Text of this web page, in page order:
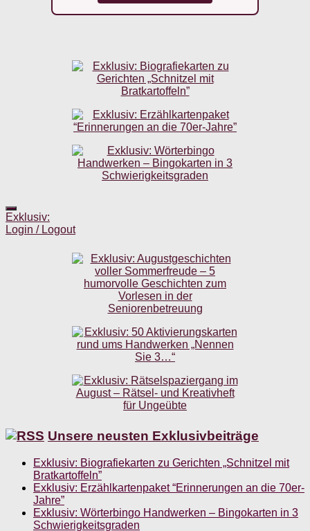
Exklusiv:
Login / Logout
Unsere neusten Exklusivbeiträge
Exklusiv: Biografiekarten zu Gerichten „Schnitzel mit
Bratkartoffeln”
Exklusiv: Erzählkartenpaket “Erinnerungen an die 70er-
Jahre”
Exklusiv: Wörterbingo Handwerken – Bingokarten in 3
Schwierigkeitsgraden